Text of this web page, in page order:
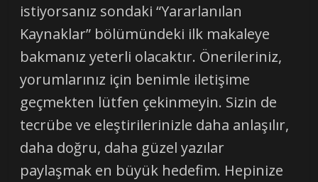
istiyorsanız sondaki “Yararlanılan
Kaynaklar” bölümündeki ilk makaleye
bakmanız yeterli olacaktır. Önerileriniz,
yorumlarınız için benimle iletişime
geçmekten lütfen çekinmeyin. Sizin de
tecrübe ve eleştirilerinizle daha anlaşılır,
daha doğru, daha güzel yazılar
paylaşmak en büyük hedefim. Hepinize